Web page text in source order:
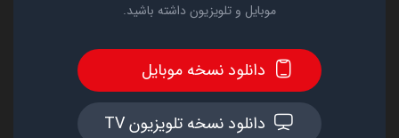
موبایل و تلویزیون داشته باشید.
دانلود نسخه موبایل
دانلود نسخه تلویزیون TV